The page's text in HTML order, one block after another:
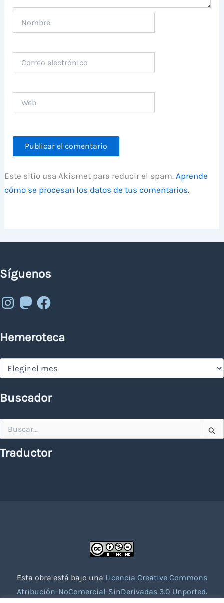
electrónico
Este sitio usa Akismet para reducir el spam.Aprende
cómo se procesan los datos de tus comentarios.
Síguenos
Instagram
MastodonFacebook
Hemeroteca
Hemeroteca
Buscador
por:
Traductor
Esta obra está bajo una Licencia Creative Commons
Atribución-NoComercial-SinDerivadas 3.0 Unported.